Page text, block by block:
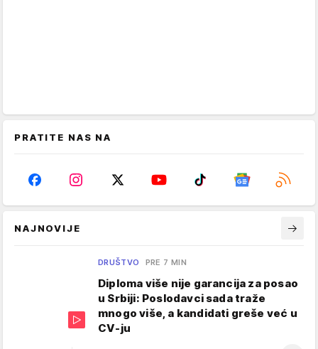
PRATITE NAS NA
NAJNOVIJE
DRUŠTVO PRE 7 MIN
Diploma više nije garancija za posao
u Srbiji: Poslodavci sada traže
mnogo više, a kandidati greše već u
CV-ju